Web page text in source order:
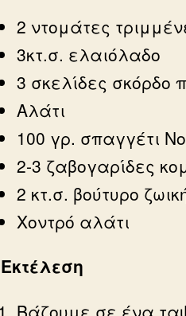
2 ντομάτες
3κτ.σ. ελαιόλαδο
3 σκελίδες
Αλάτι
100 γρ. σπαγγέτι
2-3 ζαβογαρίδες
2 κτ.σ. βούτυρο
Χοντρό αλάτι
Εκτέλεση
Βάζουμε σε ένα